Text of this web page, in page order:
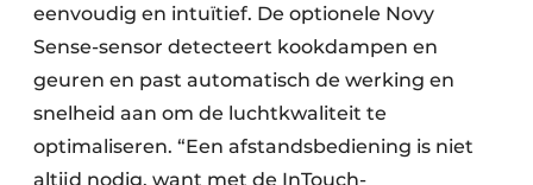
eenvoudig en intuïtief. De optionele Novy
Sense-sensor detecteert kookdampen en
geuren en past automatisch de werking en
snelheid aan om de luchtkwaliteit te
optimaliseren. “Een afstandsbediening is niet
altijd nodig, want met de InTouch-